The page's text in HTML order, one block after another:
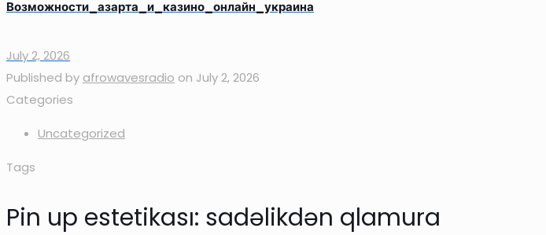
Возможности_азарта_и_казино_онлайн_украина
July 2, 2026
Published by afrowavesradio on July 2, 2026
Categories
Uncategorized
Tags
Pin up estetikası: sadəlikdən qlamura